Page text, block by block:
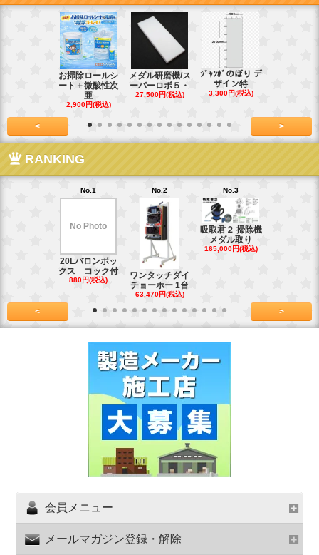
お掃除ロールシ
ート＋微酸性次
亜
2,900円(税込)
メダル研磨機/ス
ーパーロボ５・
27,500円(税込)
ｼﾞｬﾝﾎﾞのぼり デ
ザイン特
3,300円(税込)
< >
RANKING
No.1
No Photo
20Lバロンボッ
クス コック付
880円(税込)
No.2
ワンタッチダイ
チョーホー 1台
63,470円(税込)
No.3
吸取君２ 掃除機
メダル取り
165,000円(税込)
< >
会員メニュー
メールマガジン登録・解除